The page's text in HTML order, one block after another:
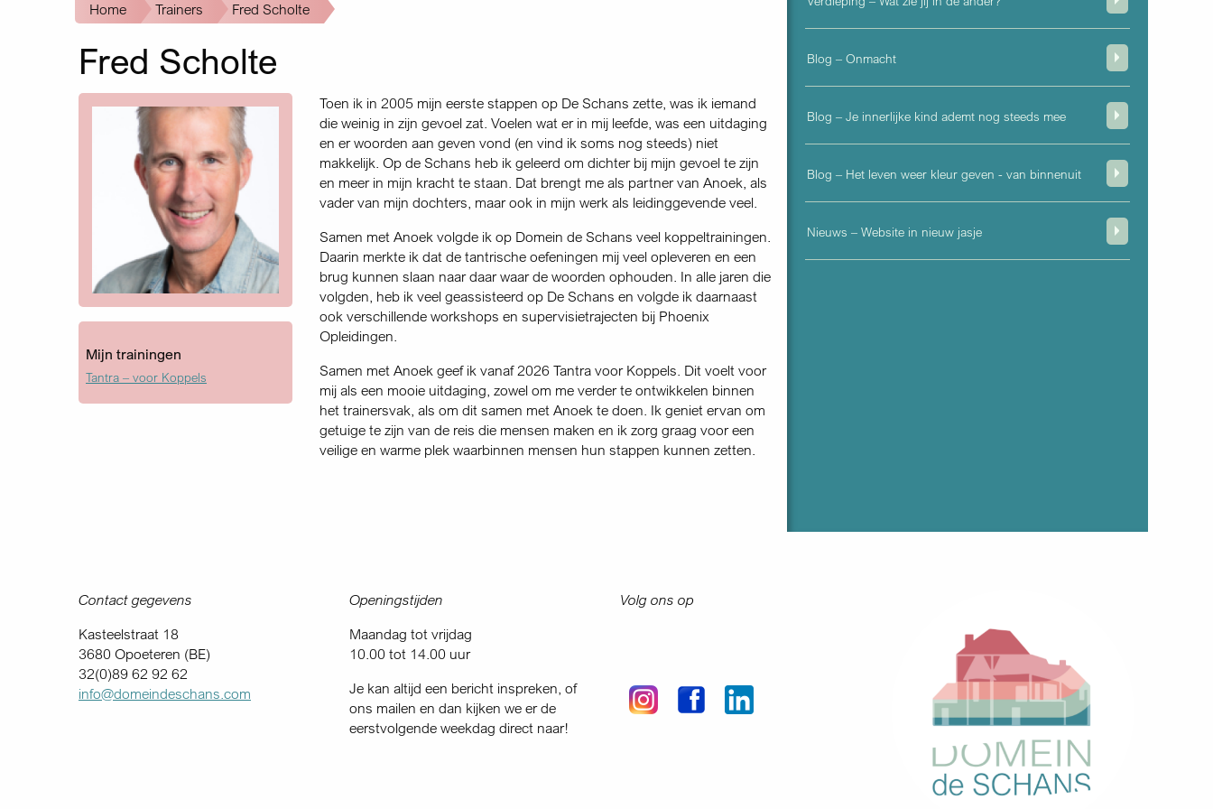
Kruimelpad
Home Trainers Fred Scholte
Fred Scholte
Mijn trainingen
Tantra – voor Koppels
Toen ik in 2005 mijn eerste stappen op De Schans zette, was ik iemand
die weinig in zijn gevoel zat. Voelen wat er in mij leefde, was een uitdaging
en er woorden aan geven vond (en vind ik soms nog steeds) niet
makkelijk. Op de Schans heb ik geleerd om dichter bij mijn gevoel te zijn
en meer in mijn kracht te staan. Dat brengt me als partner van Anoek, als
vader van mijn dochters, maar ook in mijn werk als leidinggevende veel.
Samen met Anoek volgde ik op Domein de Schans veel koppeltrainingen.
Daarin merkte ik dat de tantrische oefeningen mij veel opleveren en een
brug kunnen slaan naar daar waar de woorden ophouden. In alle jaren die
volgden, heb ik veel geassisteerd op De Schans en volgde ik daarnaast
ook verschillende workshops en supervisietrajecten bij Phoenix
Opleidingen.
Samen met Anoek geef ik vanaf 2026 Tantra voor Koppels. Dit voelt voor
mij als een mooie uitdaging, zowel om me verder te ontwikkelen binnen
het trainersvak, als om dit samen met Anoek te doen. Ik geniet ervan om
getuige te zijn van de reis die mensen maken en ik zorg graag voor een
veilige en warme plek waarbinnen mensen hun stappen kunnen zetten.
Blog – Onmacht
Blog – Je innerlijke kind ademt nog steeds mee
Blog – Het leven weer kleur geven - van binnenuit
Nieuws – Website in nieuw jasje
Contact gegevens
Kasteelstraat 18
3680 Opoeteren (BE)
32(0)89 62 92 62
info@domeindeschans.com
Openingstijden
Maandag tot vrijdag
10.00 tot 14.00 uur
Je kan altijd een bericht inspreken, of
ons mailen en dan kijken we er de
eerstvolgende weekdag direct naar!
Volg ons op